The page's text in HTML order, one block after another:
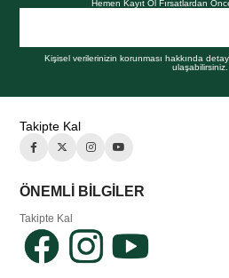
Hemen Kayıt Ol Fırsatlardan
Kişisel verilerinizin korunması hakkında
ulaşabilirsiniz.
Takipte Kal
ÖNEMLİ BİLGİLER
Takipte Kal